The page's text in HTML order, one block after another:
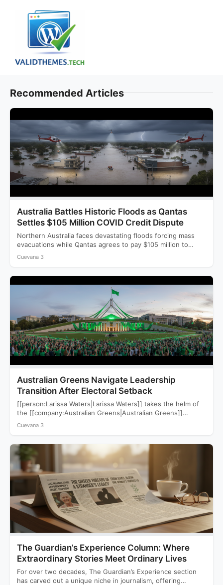
Recommended Articles
Australia Battles Historic Floods as Qantas
Settles $105 Million COVID Credit Dispute
Northern Australia faces devastating floods forcing mass
evacuations while Qantas agrees to pay $105 million to
settle a…
Cuevana 3
Australian Greens Navigate Leadership
Transition After Electoral Setback
[[person:Larissa Waters|Larissa Waters]] takes the helm of
the [[company:Australian Greens|Australian Greens]]
following a devastating 2025 election that saw…
Cuevana 3
The Guardian’s Experience Column: Where
Extraordinary Stories Meet Ordinary Lives
For over two decades, The Guardian’s Experience section
has carved out a unique niche in journalism, offering